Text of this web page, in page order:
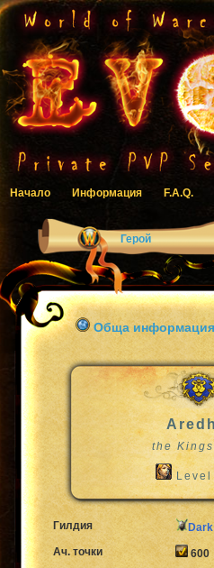
Начало
Информация F.A.Q.
Герой
Обща информация
the
Level
Гилдия
Ач. точки
600